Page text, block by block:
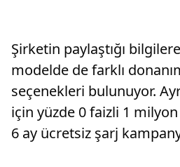
Şirketin paylaştığı
modelde de farklı
seçenekleri bulunuyor.
için yüzde 0 faizli 1
6 ay ücretsiz şarj